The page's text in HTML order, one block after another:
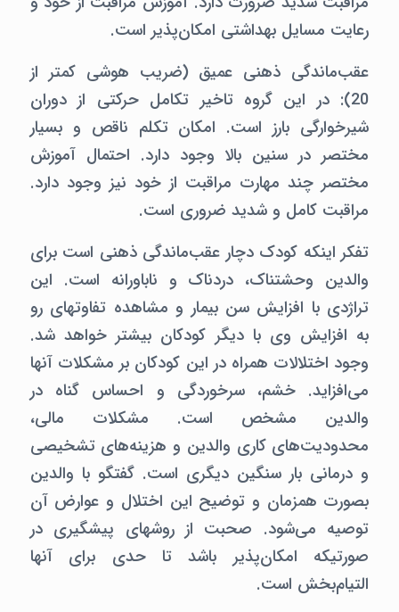
رعایت مسایل بهداشتی امکان‌پذیر است.
عقب‌ماندگی ذهنی عمیق (ضریب هوشی کمتر از
20):‌ در این گروه تاخیر تکامل حرکتی از دوران
شیرخوارگی بارز است. امکان تکلم ناقص و بسیار
مختصر در سنین بالا وجود دارد. احتمال آموزش
مختصر چند مهارت مراقبت از خود نیز وجود دارد.
مراقبت کامل و شدید ضروری است.
تفکر اینکه کودک دچار عقب‌ماندگی ذهنی است برای
والدین وحشتناک، دردناک و ناباورانه است. این
تراژدی با افزایش سن بیمار و مشاهده تفاوتهای رو
به افزایش وی با دیگر کودکان بیشتر خواهد شد.
وجود اختلالات همراه در این کودکان بر مشکلات آنها
می‌افزاید. خشم، سرخوردگی و احساس گناه در
والدین مشخص است. مشکلات مالی،
محدودیت‌های کاری والدین و هزینه‌های تشخیصی
و درمانی بار سنگین دیگری است. گفتگو با والدین
بصورت همزمان و توضیح این اختلال و عوارض آن
توصیه می‌شود. صحبت از روشهای پیشگیری در
صورتیکه امکان‌پذیر باشد تا حدی برای آنها
التیام‌بخش است.